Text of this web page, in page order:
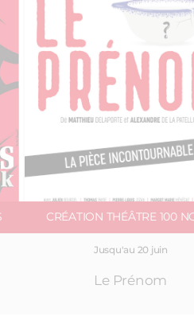
CRÉATION THÉÂTRE 100
Jusqu'au 20 juin
Le Prénom